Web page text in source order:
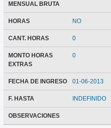
MENSUAL BRUTA
HORAS NO
CANT. HORAS 0
MONTO HORAS
EXTRAS
0
FECHA DE INGRESO 01-06-2013
F. HASTA INDEFINIDO
OBSERVACIONES